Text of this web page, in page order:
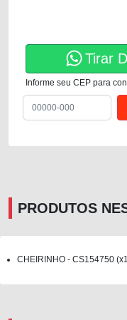
Tirar
Informe seu CEP para
PRODUTOS
CHEIRINHO - CS154750